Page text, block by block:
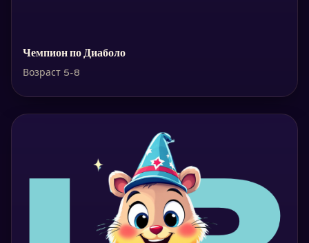
Чемпион по Диаболо
Возраст 5-8